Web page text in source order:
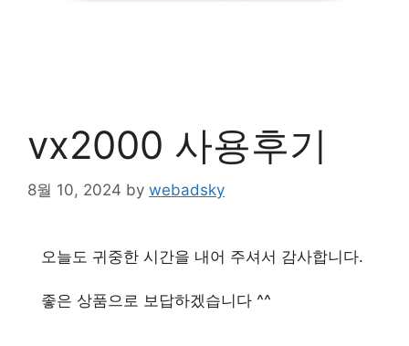
vx2000 사용후기
8월 10, 2024 by webadsky
오늘도 귀중한 시간을 내어 주셔서 감사합니다.
좋은 상품으로 보답하겠습니다 ^^